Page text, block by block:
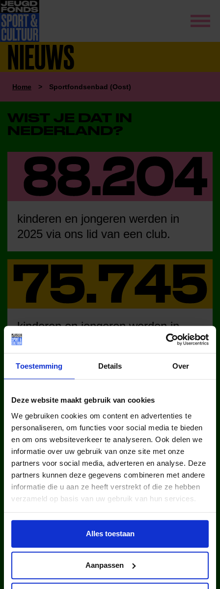
Toestemming Details Over
Deze website maakt gebruik van cookies
We gebruiken cookies om content en advertenties te
personaliseren, om functies voor social media te bieden
en om ons websiteverkeer te analyseren. Ook delen we
informatie over uw gebruik van onze site met onze
partners voor social media, adverteren en analyse. Deze
partners kunnen deze gegevens combineren met andere
informatie die u aan ze heeft verstrekt of die ze hebben
verzameld op basis van uw gebruik van hun services.
Alles toestaan
Aanpassen
NIEUWS
Home > Sportfondsenbad (Oost)
WIST JE DAT IN
NEDERLAND?
kinderen en jongeren werden in
2025 via ons lid van een club.
kinderen en jongeren werden in
2025 via ons lid van een sportclub.
kinderen en jongeren werden in
2025 via ons lid van een
cultuurclub.
uitgegeven sport- en
cultuurattributen in 2025.